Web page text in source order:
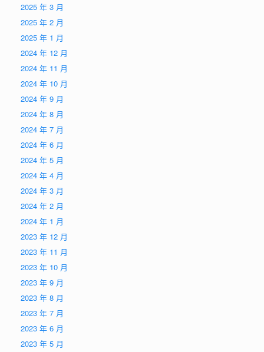
2025 年 3 月
2025 年 2 月
2025 年 1 月
2024 年 12 月
2024 年 11 月
2024 年 10 月
2024 年 9 月
2024 年 8 月
2024 年 7 月
2024 年 6 月
2024 年 5 月
2024 年 4 月
2024 年 3 月
2024 年 2 月
2024 年 1 月
2023 年 12 月
2023 年 11 月
2023 年 10 月
2023 年 9 月
2023 年 8 月
2023 年 7 月
2023 年 6 月
2023 年 5 月